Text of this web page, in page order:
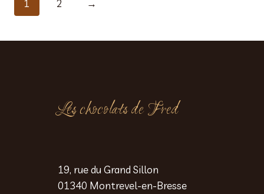
1 2 →
Les chocolats de Fred
19, rue du Grand Sillon
01340 Montrevel-en-Bresse